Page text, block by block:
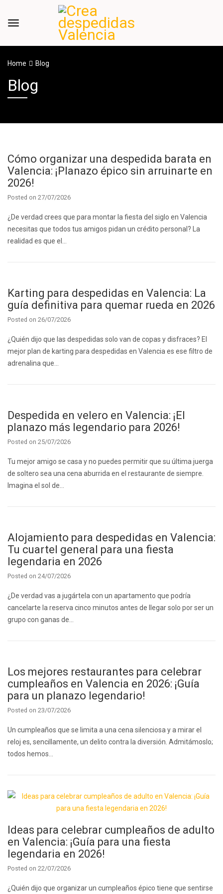
Home Blog
Blog
Cómo organizar una despedida barata en
Valencia: ¡Planazo épico sin arruinarte en
2026!
Posted on 27/07/2026
¿De verdad crees que para montar la fiesta del siglo en Valencia
necesitas que todos tus amigos pidan un crédito personal? La
realidad es que el…
Karting para despedidas en Valencia: La
guía definitiva para quemar rueda en 2026
Posted on 26/07/2026
¿Quién dijo que las despedidas solo van de copas y disfraces? El
mejor plan de karting para despedidas en Valencia es ese filtro de
adrenalina que…
Despedida en velero en Valencia: ¡El
planazo más legendario para 2026!
Posted on 25/07/2026
Tu mejor amigo se casa y no puedes permitir que su última juerga
de soltero sea una cena aburrida en el restaurante de siempre.
Imagina el sol de…
Alojamiento para despedidas en Valencia:
Tu cuartel general para una fiesta
legendaria en 2026
Posted on 24/07/2026
¿De verdad vas a jugártela con un apartamento que podría
cancelarte la reserva cinco minutos antes de llegar solo por ser un
grupo con ganas de…
Los mejores restaurantes para celebrar
cumpleaños en Valencia en 2026: ¡Guía
para un planazo legendario!
Posted on 23/07/2026
Un cumpleaños que se limita a una cena silenciosa y a mirar el
reloj es, sencillamente, un delito contra la diversión. Admitámoslo;
todos hemos…
Ideas para celebrar cumpleaños de adulto
en Valencia: ¡Guía para una fiesta
legendaria en 2026!
Posted on 22/07/2026
¿Quién dijo que organizar un cumpleaños épico tiene que sentirse